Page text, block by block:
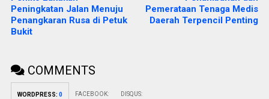
Peningkatan Jalan Menuju
Penangkaran Rusa di Petuk
Bukit
Pemerataan Tenaga Medis
Daerah Terpencil Penting
COMMENTS
WORDPRESS: 0 FACEBOOK: DISQUS: